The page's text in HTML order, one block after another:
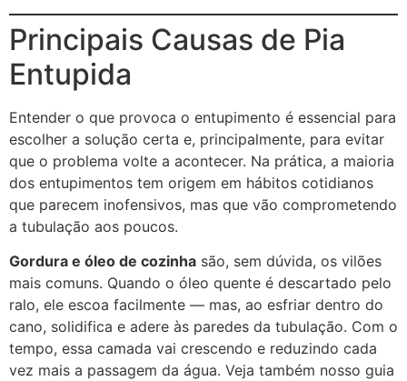
Principais Causas de Pia
Entupida
Entender o que provoca o entupimento é essencial para
escolher a solução certa e, principalmente, para evitar
que o problema volte a acontecer. Na prática, a maioria
dos entupimentos tem origem em hábitos cotidianos
que parecem inofensivos, mas que vão comprometendo
a tubulação aos poucos.
Gordura e óleo de cozinha são, sem dúvida, os vilões
mais comuns. Quando o óleo quente é descartado pelo
ralo, ele escoa facilmente — mas, ao esfriar dentro do
cano, solidifica e adere às paredes da tubulação. Com o
tempo, essa camada vai crescendo e reduzindo cada
vez mais a passagem da água. Veja também nosso guia